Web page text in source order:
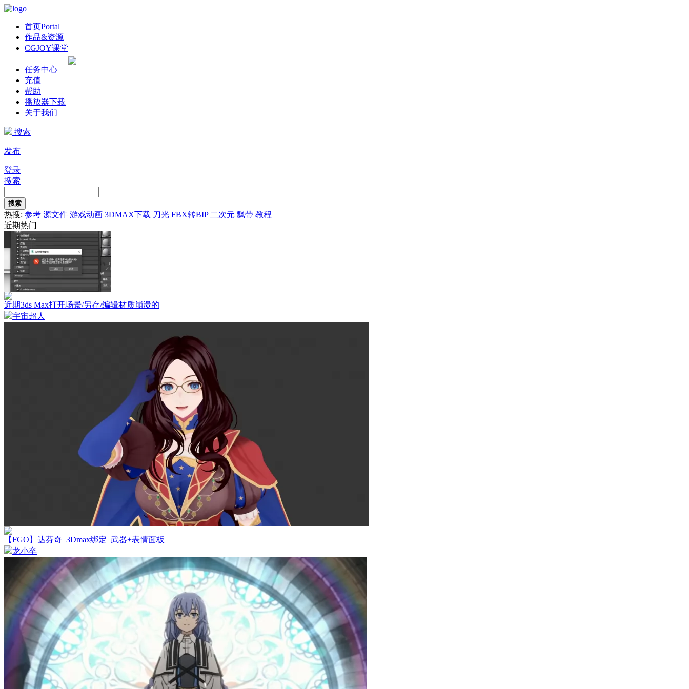
首页Portal
作品&资源
CGJOY课堂
任务中心
充值
帮助
播放器下载
关于我们
搜索
发布
登录
搜索
搜索
热搜: 参考 源文件 游戏动画 3DMAX下载 刀光 FBX转BIP 二次元 飘带 教程
近期热门
近期3ds Max打开场景/另存/编辑材质崩溃的
宇宙超人
【FGO】达芬奇_3Dmax绑定_武器+表情面板
龙小卒